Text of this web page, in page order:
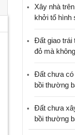
Xây nhà
khởi tố hình
Đất giao trái
đỏ mà
Đất chưa có
bồi thường
Đất chưa
bồi thường